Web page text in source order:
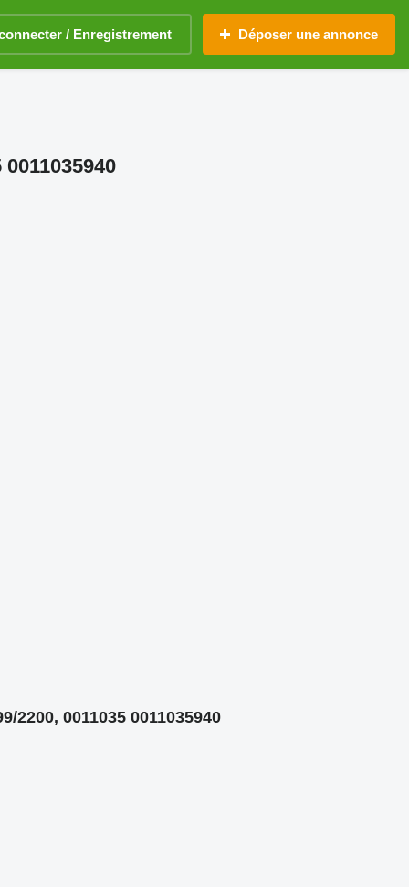
/ Enregistrement Déposer une annonce
0011035 0011035940